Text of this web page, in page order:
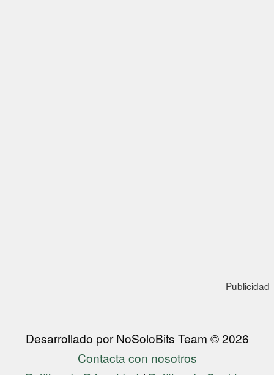
Publicidad
Desarrollado por NoSoloBits Team © 2026
Contacta con nosotros